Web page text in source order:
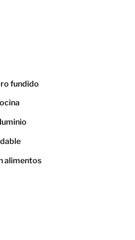
fundido
alimentos